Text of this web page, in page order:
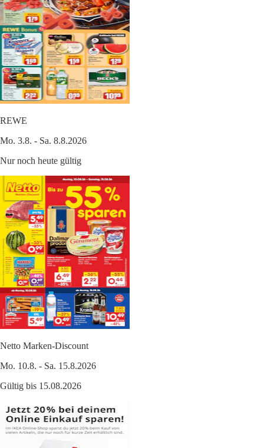
REWE
Mo. 3.8. - Sa. 8.8.2026
Nur noch heute gültig
Netto Marken-Discount
Mo. 10.8. - Sa. 15.8.2026
Gültig bis 15.08.2026